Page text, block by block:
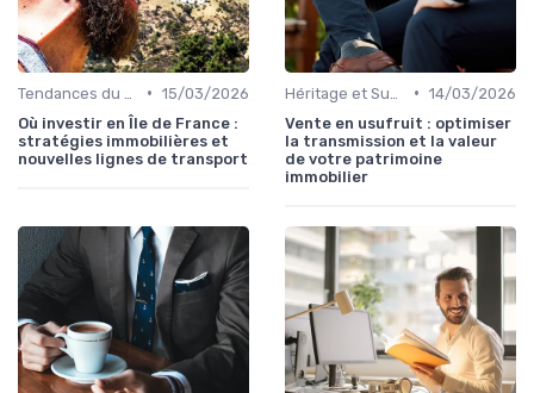
• 15/03/2026
Où investir en Île de France :
stratégies immobilières et
nouvelles lignes de transport
• 14/03/2026
Vente en usufruit : optimiser
la transmission et la valeur
de votre patrimoine
immobilier